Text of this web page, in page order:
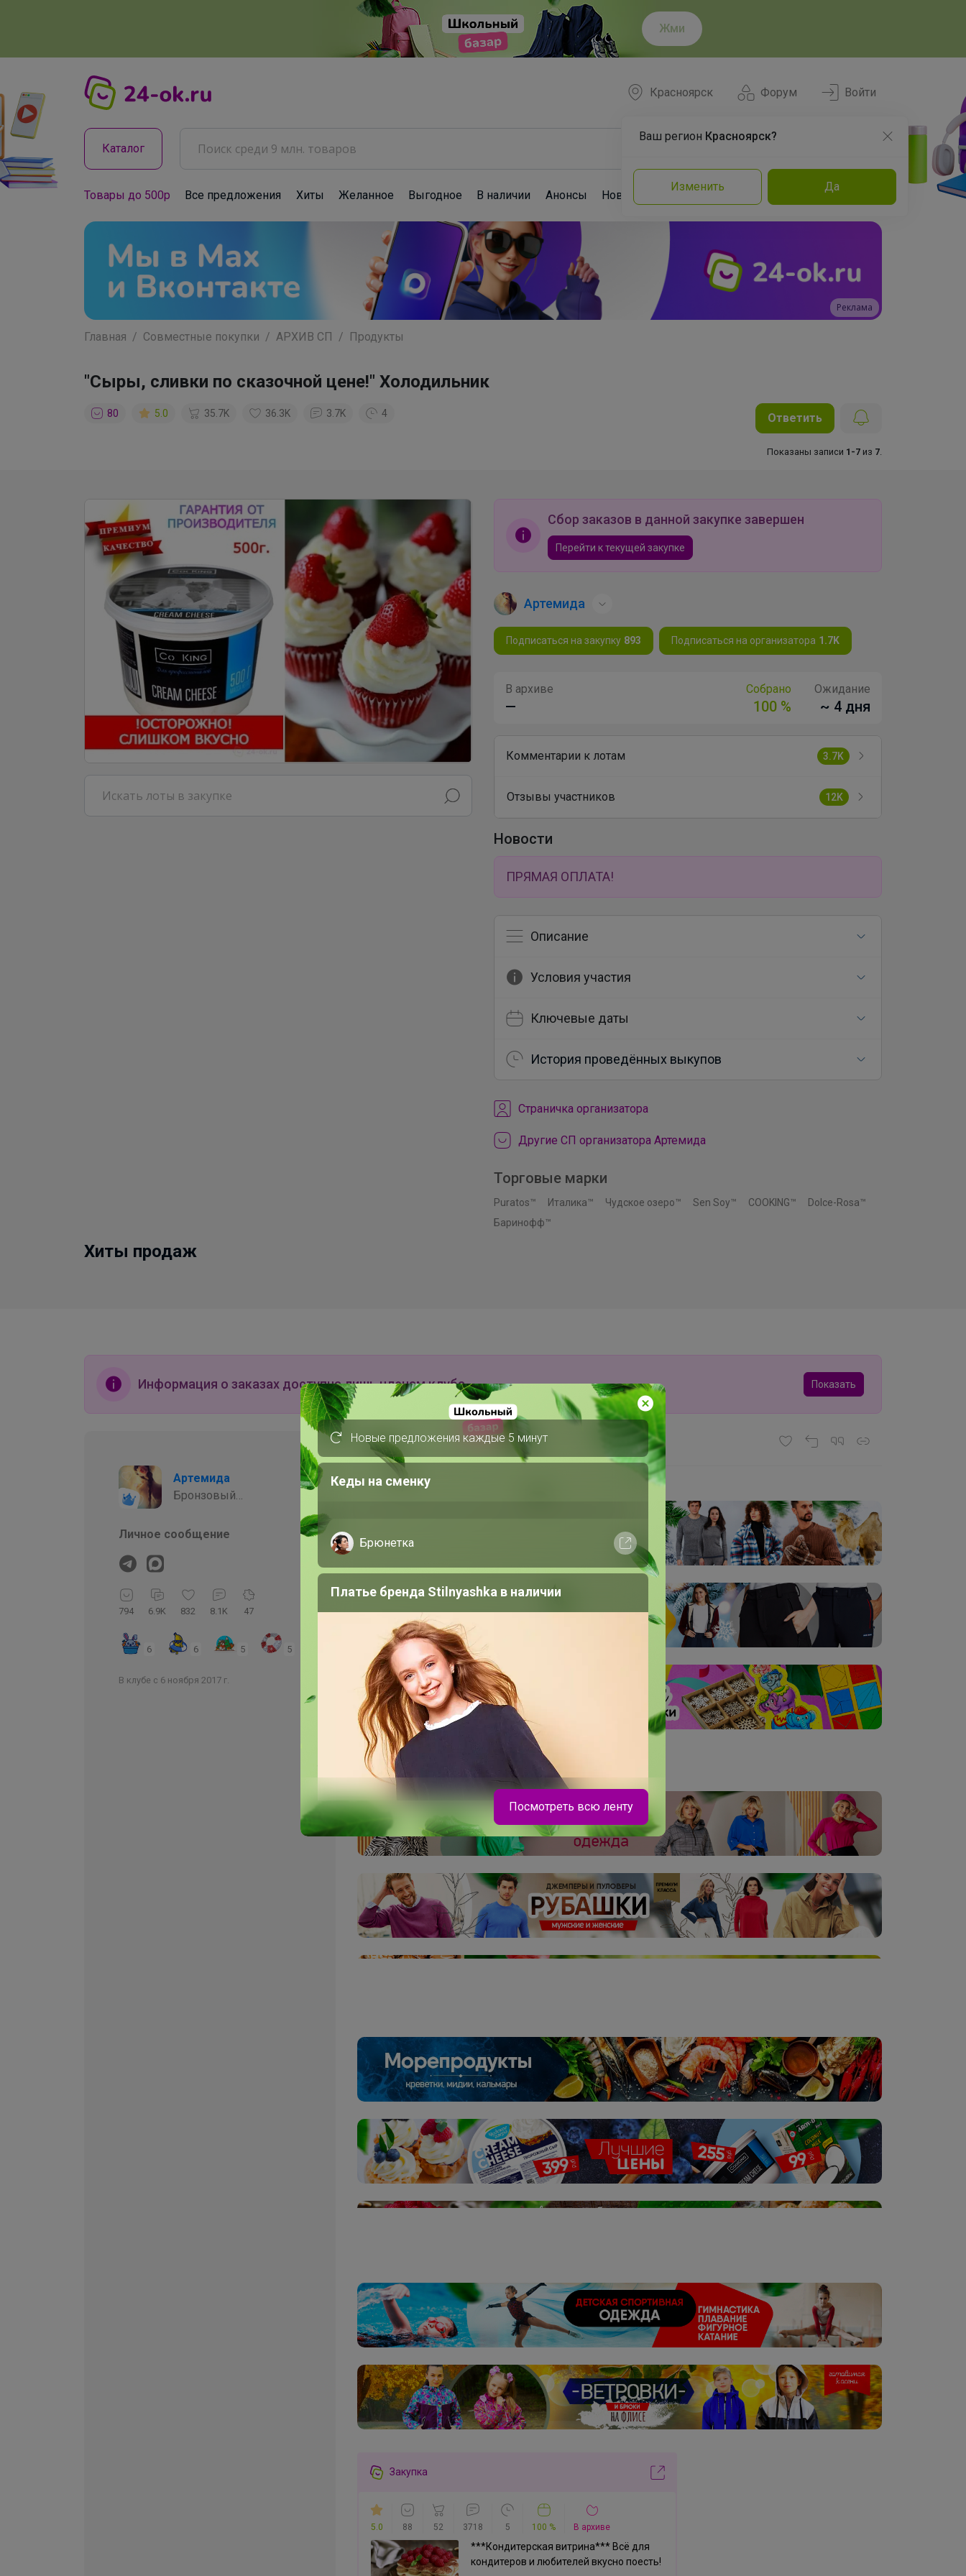
Жми
Форум
Красноярск
Ваш регион Красноярск?
Изменить Да
Войти
Каталог
Товары до 500р Все предложения Хиты Желанное Выгодное В наличии Анонсы Новости Команда Эксперты
Реклама
Главная Совместные покупки АРХИВ СП Продукты
"Сыры, сливки по сказочной цене!" Холодильник
80 5.0 35.7K 36.3K 3.7K 4 Ответить
Показаны записи 1-7 из 7
Сбор заказов в данной закупке завершен
Перейти к текущей закупке
Артемида
Подписаться на закупку 893 Подписаться на организатора 1.7K
В архиве
—
Собрано
100 %
Ожидание
~ 4 дня
Комментарии к лотам 3.7K
Отзывы участников 12K
Новости
ПРЯМАЯ ОПЛАТА!
Описание
Условия участия
Ключевые даты
История проведённых выкупов
Cтраничка организатора
Другие СП организатора Артемида
Торговые марки
Puratos™ Италика™ Чудское озеро™ Sen Soy™ COOKING™
Dolce-Rosa™
Баринофф™
Хиты продаж
Информация о заказах доступна лишь членам клуба Показать
Артемида
Бронзовый
Личное сообщение
794 6.9K 832 8.1K 47
6 6 5 5
В клубе с 6 ноября 2017 г.
10 ноября, 2022 09:24
Закупка
5.0 88 52 3718 5 100 % В архиве
***Кондитерская витрина*** Всё для
кондитеров и любителей вкусно поесть!
Новые предложения каждые 5 минут
Кеды на сменку
Брюнетка
Платье бренда Stilnyashka в наличии
Леныра
Тетради на кольцах. Скидка до 50%
Натка
Брюнетка
Сменка для девочки
Брюнетка
Блузка со стразами на воротнике, маленький
Посмотреть всю ленту